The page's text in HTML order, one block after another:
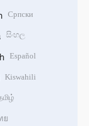
Српски
සිංහල
Español
Kiswahili
ย